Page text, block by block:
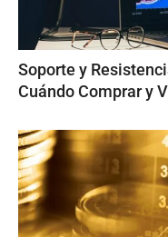
Soporte y
Cuándo Comprar y